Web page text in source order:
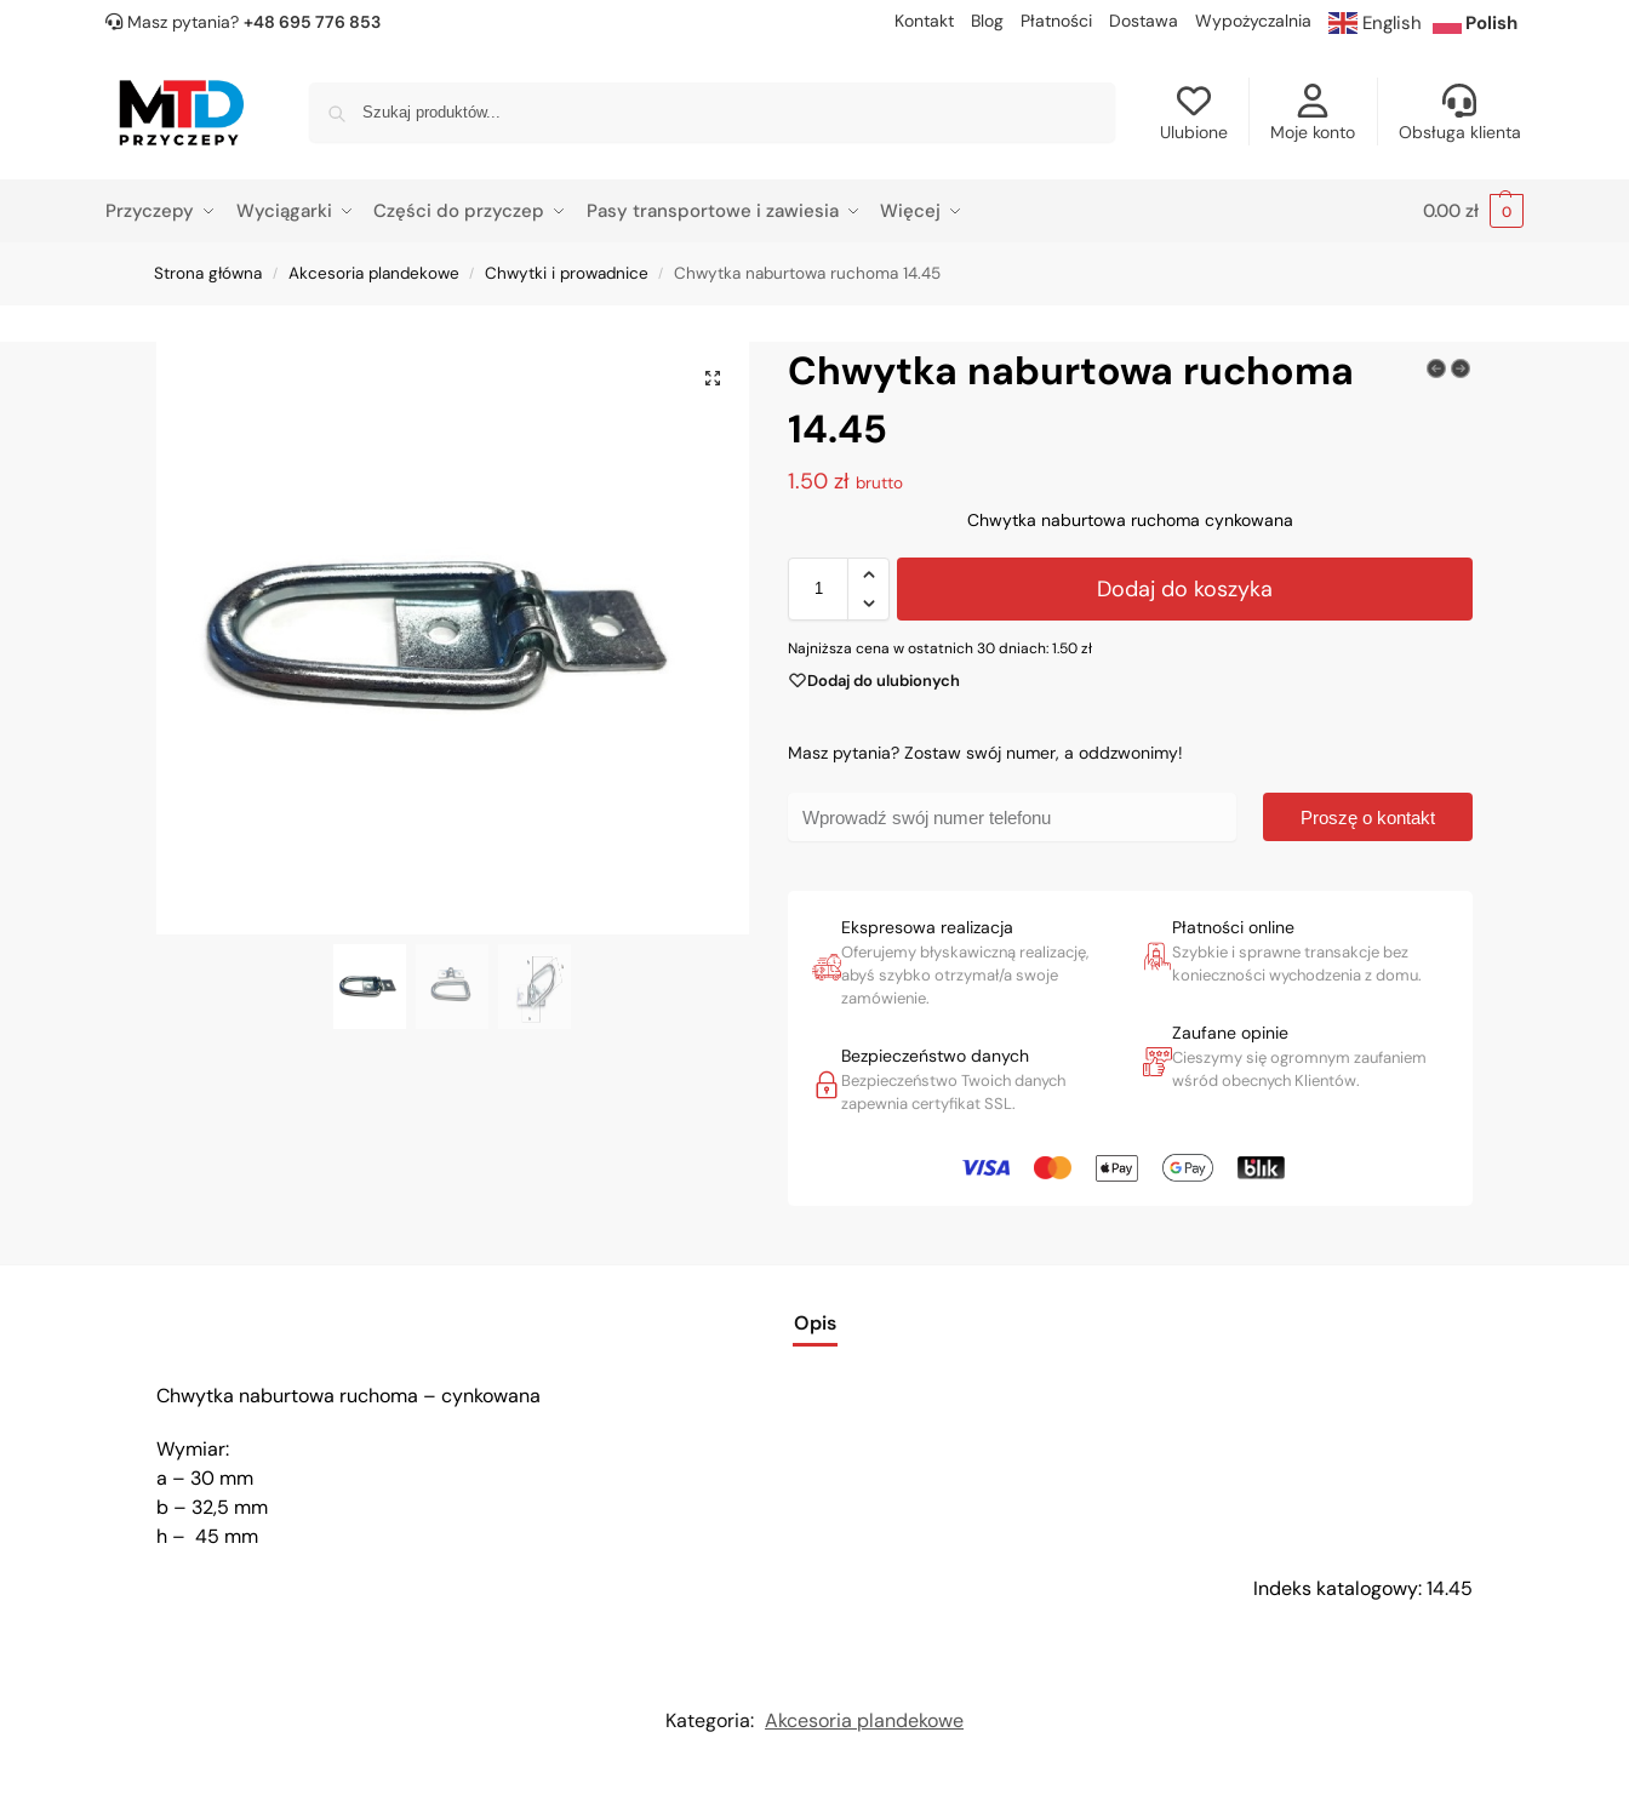
Masz pytania? +48 695 776 853 Kontakt Blog Płatności Dostawa Wypożyczalnia English Polish
Ulubione Moje konto Obsługa klienta
Przyczepy Wyciągarki Części do przyczep Pasy transportowe i zawiesia Więcej 0.00 zł 0
Strona główna / Akcesoria plandekowe / Chwytki i prowadnice / Chwytka naburtowa ruchoma 14.45
Chwytka naburtowa ruchoma
14.45
1.50zł brutto
Chwytka naburtowa ruchoma cynkowana
Dodaj do koszyka
Najniższa cena w ostatnich 30 dniach:1.50zł
Dodaj do ulubionych
Masz pytania? Zostaw swój numer, a oddzwonimy!
Proszę o kontakt
Ekspresowa realizacja
Oferujemy błyskawiczną realizację,
abyś szybko otrzymał/a swoje
zamówienie.
Bezpieczeństwo danych
Bezpieczeństwo Twoich danych
zapewnia certyfikat SSL.
Płatności online
Szybkie i sprawne transakcje bez
konieczności wychodzenia z domu.
Zaufane opinie
Cieszymy się ogromnym zaufaniem
wśród obecnych Klientów.
Opis
Chwytka naburtowa ruchoma – cynkowana
Wymiar:
a – 30 mm
b – 32,5 mm
h – 45 mm
Indeks katalogowy: 14.45
Kategoria: Akcesoria plandekowe